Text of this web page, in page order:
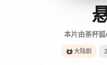
本片由茶杯
大陆剧